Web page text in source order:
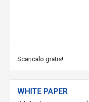
Scaricalo gratis!
WHITE PAPER